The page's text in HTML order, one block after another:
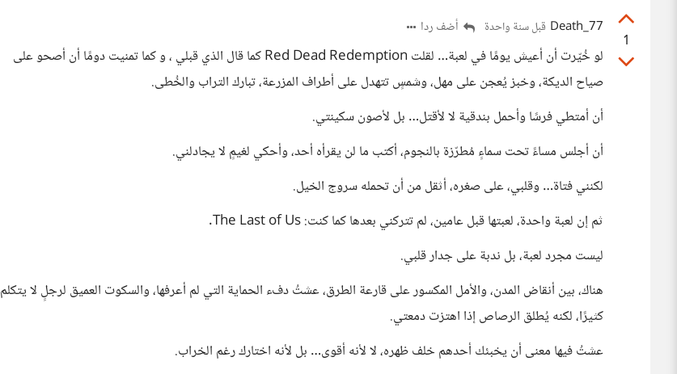
1
Death_77 قبل سنة واحدة أضف ردا
لو خُيّرت أن أعيش يومًا في لعبة… لقلت Red Dead Redemption كما قال الذي قبلي ، و كما تمنيت دومًا أن أصحو على
صياح الديكة، وخبز يُعجن على مهل، وشمسٍ تتهدل على أطراف المزرعة، تبارك التراب والخُطى.
أن أمتطي فرسًا وأحمل بندقية لا لأقتل… بل لأصون سكينتي.
أن أجلس مساءً تحت سماءٍ مُطرّزة بالنجوم، أكتب ما لن يقرأه أحد، وأحكي لغيمٍ لا يجادلني.
لكنني فتاة… وقلبي، على صغره، أثقل من أن تحمله سروج الخيل.
ثم إن لعبة واحدة، لعبتها قبل عامين، لم تتركني بعدها كما كنت: The Last of Us.
ليست مجرد لعبة، بل ندبة على جدار قلبي.
هناك، بين أنقاض المدن، والأمل المكسور على قارعة الطرق، عشتُ دفء الحماية التي لم أعرفها، والسكوت العميق لرجلٍ لا يتكلم
كثيرًا، لكنه يُطلق الرصاص إذا اهتزت دمعتي.
عشتُ فيها معنى أن يخبئك أحدهم خلف ظهره، لا لأنه أقوى… بل لأنه اختارك رغم الخراب.